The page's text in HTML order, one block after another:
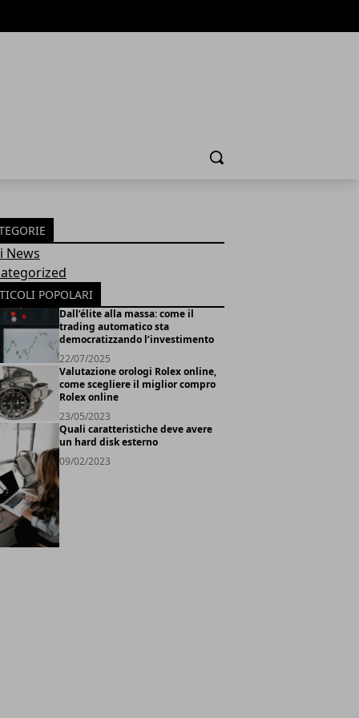
Cerca
News
POPOLARI
Dall’élite alla massa: come il
trading automatico sta
democratizzando l’investimento
22/07/2025
Valutazione orologi Rolex online,
come scegliere il miglior compro
Rolex online
23/05/2023
Quali caratteristiche deve avere
un hard disk esterno
09/02/2023